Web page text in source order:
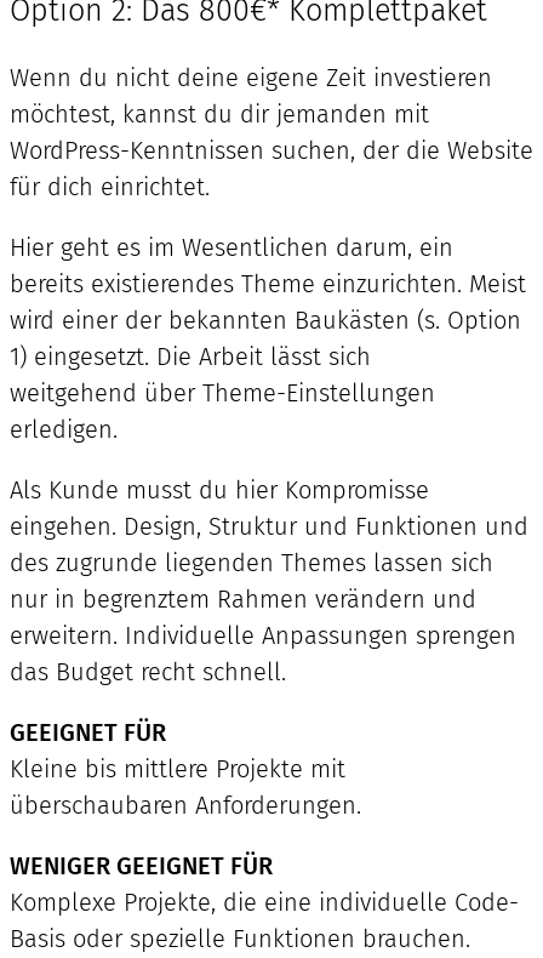
Option 2: Das 800€* Komplettpaket
Wenn du nicht deine eigene Zeit investieren
möchtest, kannst du dir jemanden mit
WordPress-Kenntnissen suchen, der die Website
für dich einrichtet.
Hier geht es im Wesentlichen darum, ein
bereits existierendes Theme einzurichten. Meist
wird einer der bekannten Baukästen (s. Option
1) eingesetzt. Die Arbeit lässt sich
weitgehend über Theme-Einstellungen
erledigen.
Als Kunde musst du hier Kompromisse
eingehen. Design, Struktur und Funktionen und
des zugrunde liegenden Themes lassen sich
nur in begrenztem Rahmen verändern und
erweitern. Individuelle Anpassungen sprengen
das Budget recht schnell.
GEEIGNET FÜR
Kleine bis mittlere Projekte mit
überschaubaren Anforderungen.
WENIGER GEEIGNET FÜR
Komplexe Projekte, die eine individuelle Code-
Basis oder spezielle Funktionen brauchen.